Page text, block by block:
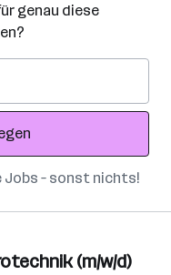
genau diese
Jobs – sonst nichts!
(m/w/d)